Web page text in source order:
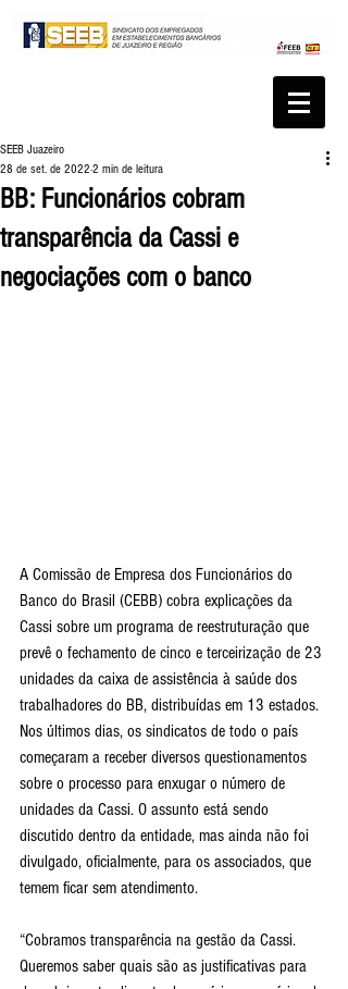
BB: Funcionários cobram
transparência da Cassi e
negociações com o banco
SEEB Juazeiro
28 de set. de 2022 2 min de leitura
A Comissão de Empresa dos Funcionários do
Banco do Brasil (CEBB) cobra explicações da
Cassi sobre um programa de reestruturação que
prevê o fechamento de cinco e terceirização de 23
unidades da caixa de assistência à saúde dos
trabalhadores do BB, distribuídas em 13 estados.
Nos últimos dias, os sindicatos de todo o país
começaram a receber diversos questionamentos
sobre o processo para enxugar o número de
unidades da Cassi. O assunto está sendo
discutido dentro da entidade, mas ainda não foi
divulgado, oficialmente, para os associados, que
temem ficar sem atendimento.
“Cobramos transparência na gestão da Cassi.
Queremos saber quais são as justificativas para